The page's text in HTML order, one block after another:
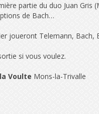
partie du duo Juan
de Bach…
joueront Telemann, Bach,
si vous voulez.
VoulteMons-la-Trivalle